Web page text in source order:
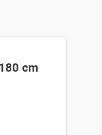
cm